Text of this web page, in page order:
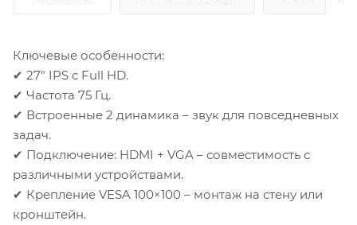
Ключевые особенности:
✔ 27" IPS с Full HD.
✔ Частота 75 Гц.
✔ Встроенные 2 динамика – звук для повседневных
задач.
✔ Подключение: HDMI + VGA – совместимость с
различными устройствами.
✔ Крепление VESA 100×100 – монтаж на стену или
кронштейн.